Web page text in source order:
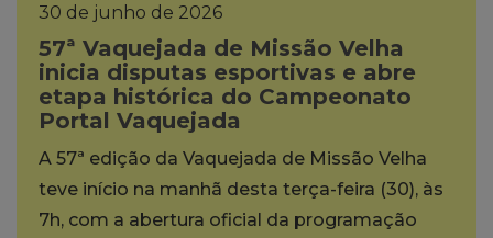
30 de junho de 2026
57ª Vaquejada de Missão Velha
inicia disputas esportivas e abre
etapa histórica do Campeonato
Portal Vaquejada
A 57ª edição da Vaquejada de Missão Velha
teve início na manhã desta terça-feira (30), às
7h, com a abertura oficial da programação